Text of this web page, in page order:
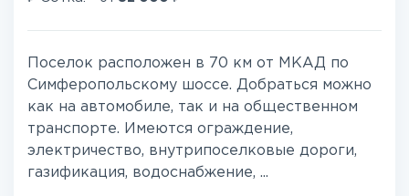
Поселок расположен в 70 км от МКАД по
Симферопольскому шоссе. Добраться можно
как на автомобиле, так и на общественном
транспорте. Имеются ограждение,
электричество, внутрипоселковые дороги,
газификация, водоснабжение, ...